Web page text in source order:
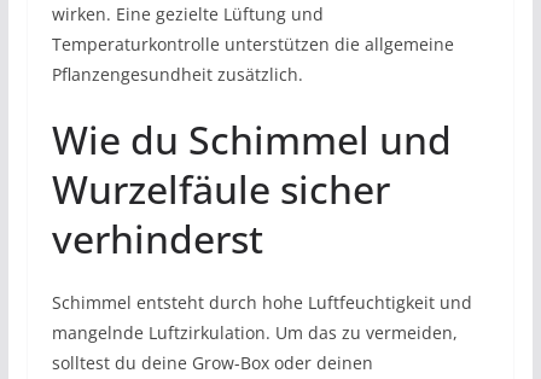
wirken. Eine gezielte Lüftung und
Temperaturkontrolle unterstützen die allgemeine
Pflanzengesundheit zusätzlich.
Wie du Schimmel und
Wurzelfäule sicher
verhinderst
Schimmel entsteht durch hohe Luftfeuchtigkeit und
mangelnde Luftzirkulation. Um das zu vermeiden,
solltest du deine Grow-Box oder deinen